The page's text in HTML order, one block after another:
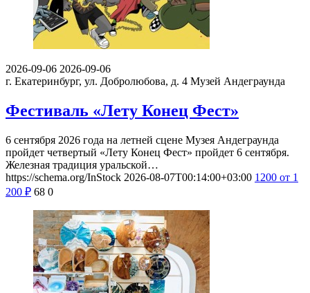
2026-09-06 2026-09-06
г. Екатеринбург, ул. Добролюбова, д. 4 Музей Андеграунда
Фестиваль «Лету Конец Фест»
6 сентября 2026 года на летней сцене Музея Андеграунда
пройдет четвертый «Лету Конец Фест» пройдет 6 сентября.
Железная традиция уральской…
https://schema.org/InStock 2026-08-07T00:14:00+03:00 1200 от 1
200 ₽ 68 0